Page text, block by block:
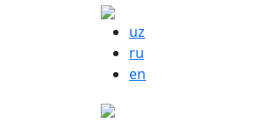
uz
ru
en